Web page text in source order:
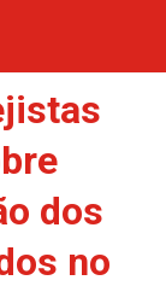
dos
no